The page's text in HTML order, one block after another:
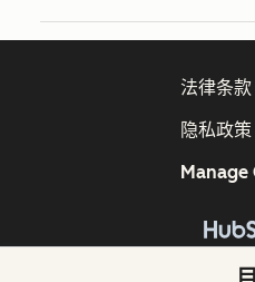
版权所有 ©
法律条款
隐私政策
Manage